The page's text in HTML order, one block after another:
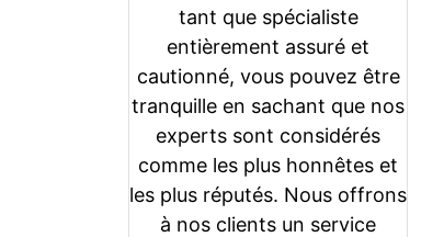
tant que spécialiste
entièrement assuré et
cautionné, vous pouvez être
tranquille en sachant que nos
experts sont considérés
comme les plus honnêtes et
les plus réputés. Nous offrons
à nos clients un service